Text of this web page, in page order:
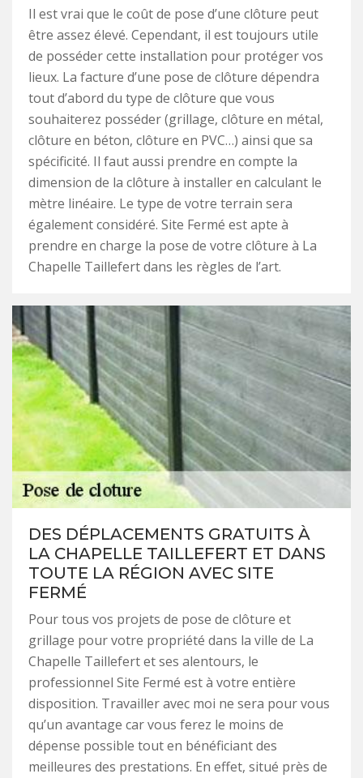
Il est vrai que le coût de pose d’une clôture peut
être assez élevé. Cependant, il est toujours utile
de posséder cette installation pour protéger vos
lieux. La facture d’une pose de clôture dépendra
tout d’abord du type de clôture que vous
souhaiterez posséder (grillage, clôture en métal,
clôture en béton, clôture en PVC…) ainsi que sa
spécificité. Il faut aussi prendre en compte la
dimension de la clôture à installer en calculant le
mètre linéaire. Le type de votre terrain sera
également considéré. Site Fermé est apte à
prendre en charge la pose de votre clôture à La
Chapelle Taillefert dans les règles de l’art.
DES DÉPLACEMENTS GRATUITS À
LA CHAPELLE TAILLEFERT ET DANS
TOUTE LA RÉGION AVEC SITE
FERMÉ
Pour tous vos projets de pose de clôture et
grillage pour votre propriété dans la ville de La
Chapelle Taillefert et ses alentours, le
professionnel Site Fermé est à votre entière
disposition. Travailler avec moi ne sera pour vous
qu’un avantage car vous ferez le moins de
dépense possible tout en bénéficiant des
meilleures des prestations. En effet, situé près de